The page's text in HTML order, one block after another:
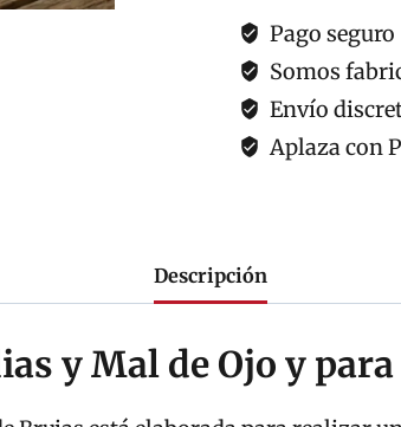
Mal
de
Ojo
cantidad
Pago seguro
Somos
Envío
Aplaza con
Descripción
y Mal de Ojo y